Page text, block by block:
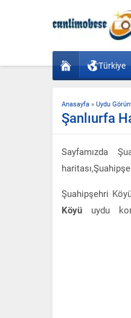
Türkiye
Anasayfa » Uydu
Şanlıurfa
Sayfamızda
Şuahipşehri
Köyü uydu